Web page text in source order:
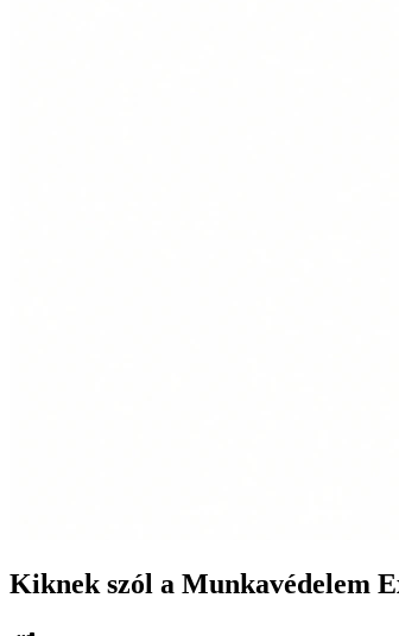
Kiknek szól a Munkavédelem